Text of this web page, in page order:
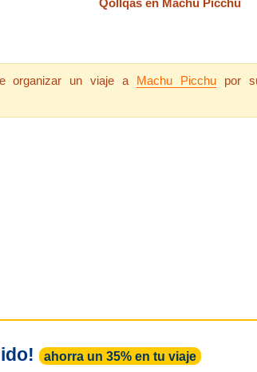
Qollqas en Machu Picchu
organizar un viaje a Machu Picchu por
ahorra un 35% en tu viaje